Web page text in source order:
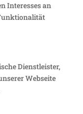
Inter­esses an
Dienst­leister,
Webseite